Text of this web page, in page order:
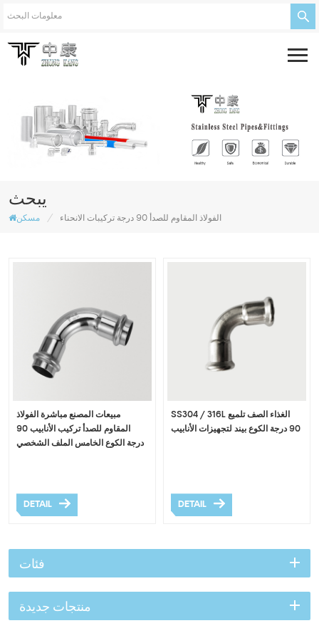
يبحث
مسكن / الفولاذ المقاوم للصدأ 90 درجة تركيبات الانحناء
مبيعات المصنع مباشرة الفولاذ
المقاوم للصدأ تركيب الأنابيب 90
درجة الكوع الخامس الملف الشخصي
DETAIL
SS304 / 316L الغذاء الصف تلميع
90 درجة الكوع بيند لتجهيزات الأنابيب
DETAIL
فئات
منتجات جديدة